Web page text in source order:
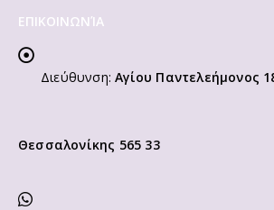
ΕΠΙΚΟΙΝΩΝΊΑ
Διεύθυνση: Αγίου Παντελεήμονος
Θεσσαλονίκης 565 33